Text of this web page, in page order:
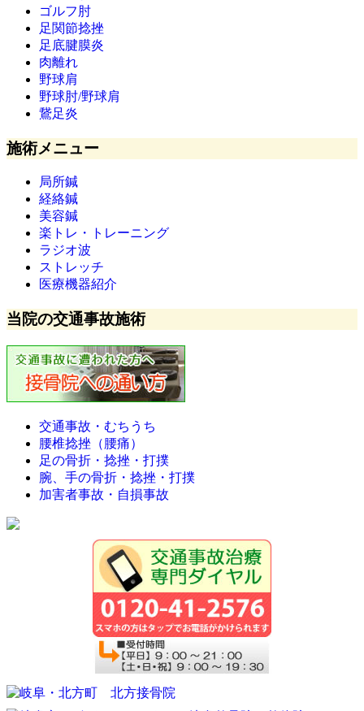
ゴルフ肘
足関節捻挫
足底腱膜炎
肉離れ
野球肩
野球肘/野球肩
鵞足炎
施術メニュー
局所鍼
経絡鍼
美容鍼
楽トレ・トレーニング
ラジオ波
ストレッチ
医療機器紹介
当院の交通事故施術
交通事故・むちうち
腰椎捻挫（腰痛）
足の骨折・捻挫・打撲
腕、手の骨折・捻挫・打撲
加害者事故・自損事故